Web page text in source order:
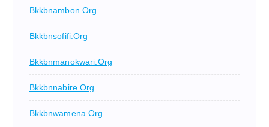
Bkkbnambon.org
Bkkbnsofifi.org
Bkkbnmanokwari.org
Bkkbnnabire.org
Bkkbnwamena.org